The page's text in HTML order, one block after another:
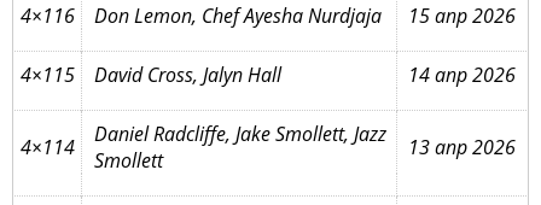
4×116 Don Lemon, Chef Ayesha Nurdjaja 15 апр 2026
4×115 David Cross, Jalyn Hall 14 апр 2026
4×114
Daniel Radcliffe, Jake Smollett, Jazz
Smollett
13 апр 2026